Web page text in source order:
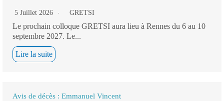
5 Juillet 2026 GRETSI
Le prochain colloque GRETSI aura lieu à Rennes du 6 au 10
septembre 2027. Le...
Lire la suite
Avis de décès : Emmanuel Vincent